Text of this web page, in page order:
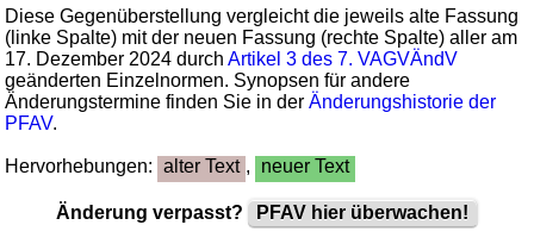
Diese Gegenüberstellung vergleicht die jeweils alte Fassung
(linke Spalte) mit der neuen Fassung (rechte Spalte) aller am
17. Dezember 2024 durchArtikel 3 des 7. VAGVÄndV
geänderten Einzelnormen. Synopsen für andere
Änderungstermine finden Sie in derÄnderungshistorie der
PFAV.
Hervorhebungen: alter Text , neuer Text
Änderung verpasst? PFAV hier überwachen!